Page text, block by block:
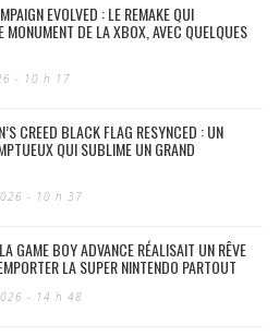
EVOLVED : LE REMAKE QUI
MONUMENT DE LA XBOX, AVEC QUELQUES
- 10 h 17
CREED BLACK FLAG RESYNCED : UN
QUI SUBLIME UN GRAND
- 10 h 37
GAME BOY ADVANCE RÉALISAIT UN RÊVE
LA SUPER NINTENDO PARTOUT
- 14 h 48